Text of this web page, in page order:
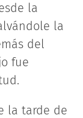
la
la
del
fue
la tarde de